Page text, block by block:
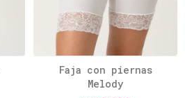
Faja con piernas
Melody